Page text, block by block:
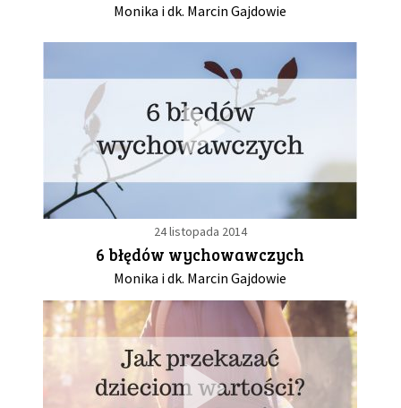
Monika i dk. Marcin Gajdowie
24 listopada 2014
6 błędów wychowawczych
Monika i dk. Marcin Gajdowie